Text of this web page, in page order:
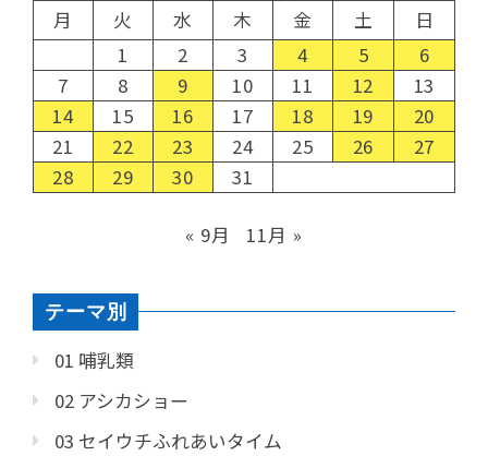
月
火 水 木 金 土
日
1
2 3 4 5
6
7
8 9 10 11 12
13
14
15 16 17 18 19
20
21
22 23 24 25 26
27
28
29 30 31
« 9月 11月 »
テーマ別
01 哺乳類
02 アシカショー
03 セイウチふれあいタイム